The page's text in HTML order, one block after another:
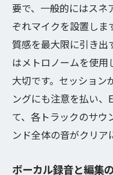
要で、一般的にはスネ
ぞれマイクを設置しま
質感を最大限に引き出
はメトロノームを使用
大切です。セッション
ングにも注意を払い、
て、各トラックのサウ
ンド全体の音がクリア
ボーカル録音と編集